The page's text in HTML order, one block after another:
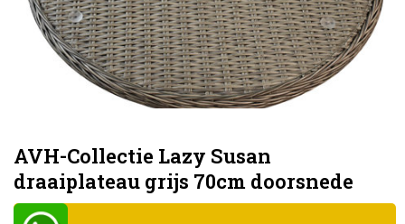
AVH-Collectie Lazy Susan
draaiplateau grijs 70cm doorsnede